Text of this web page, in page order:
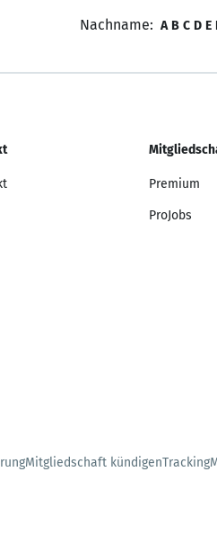
Nachname: A B C D E
Premium
ProJobs
Mitgliedschaft kündigenTracking